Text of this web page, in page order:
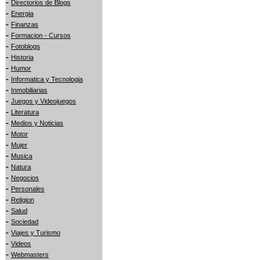
- Directorios de Blogs
- Energia
- Finanzas
- Formacion - Cursos
- Fotoblogs
- Historia
- Humor
- Informatica y Tecnologia
- Inmobiliarias
- Juegos y Videojuegos
- Literatura
- Medios y Noticias
- Motor
- Mujer
- Musica
- Natura
- Negocios
- Personales
- Religion
- Salud
- Sociedad
- Viajes y Turismo
- Videos
- Webmasters